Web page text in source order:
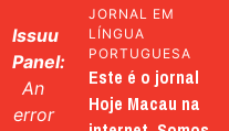
Issuu
Panel:
An
error
JORNAL EM
LÍNGUA
PORTUGUESA
Este é o jornal
Hoje Macau na